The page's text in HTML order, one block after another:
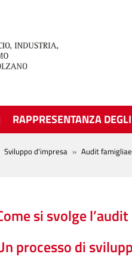
RAPPRESENTANZA
Sviluppo d'impresa Audit
si svolge l’audit
processo di